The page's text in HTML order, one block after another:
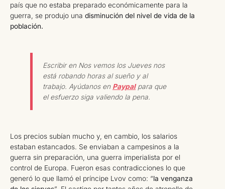
país que no estaba preparado económicamente para la
guerra, se produjo una disminución del nivel de vida de la
población.
Escribir en Nos vemos los Jueves nos
está robando horas al sueño y al
trabajo. Ayúdanos en Paypalpara que
el esfuerzo siga valiendo la pena.
Los precios subían mucho y, en cambio, los salarios
estaban estancados. Se enviaban a campesinos a la
guerra sin preparación, una guerra imperialista por el
control de Europa. Fueron esas contradicciones lo que
generó lo que llamó el príncipe Lvov como: “la venganza